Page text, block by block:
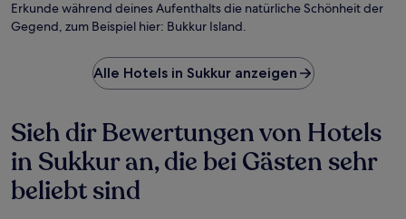
Erkunde während deines Aufenthalts die natürliche Schönheit der
Gegend, zum Beispiel hier: Bukkur Island.
Alle Hotels in Sukkur anzeigen
Sieh dir Bewertungen von Hotels
in Sukkur an, die bei Gästen sehr
beliebt sind